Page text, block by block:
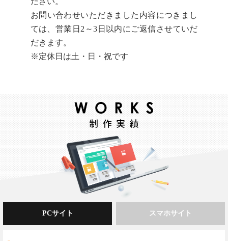
お問い合わせいただきました内容につきまし
ては、営業日2～3日以内にご返信させていだ
だきます。
※定休日は土・日・祝です
PCサイト スマホサイト